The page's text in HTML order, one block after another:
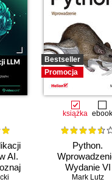
AI.
i
Bestseller
Promocja
książka ebook
Python.
Wydanie VI
Mark Lutz